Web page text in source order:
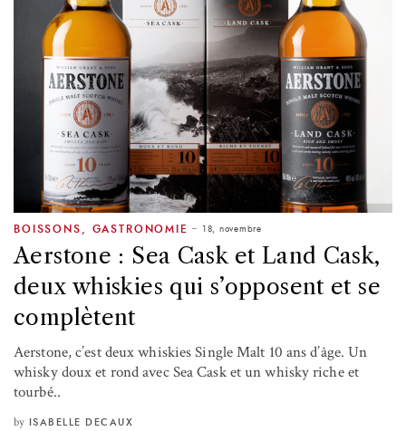
BOISSONS GASTRONOMIE 18, novembre
Aerstone : Sea Cask et Land Cask,
deux whiskies qui s’opposent et se
complètent
Aerstone, c’est deux whiskies Single Malt 10 ans d’âge. Un
whisky doux et rond avec Sea Cask et un whisky riche et
tourbé..
by ISABELLE DECAUX